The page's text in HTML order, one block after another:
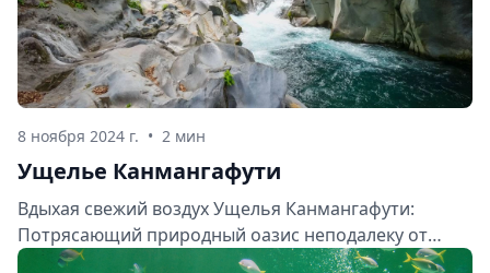
8 ноября 2024 г. • 2 мин
Ущелье Канмангафути
Вдыхая свежий воздух Ущелья Канмангафути:
Потрясающий природный оазис неподалеку от
Никко